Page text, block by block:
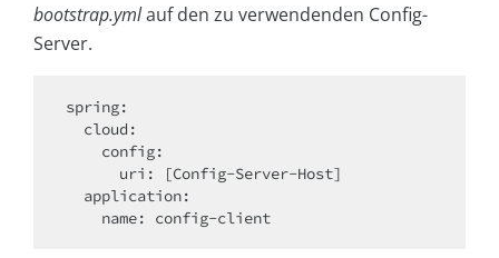
bootstrap.ymlauf den zu verwendenden Config-
Server.
spring:
    name: config-client